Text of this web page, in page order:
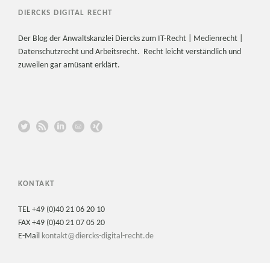
DIERCKS DIGITAL RECHT
Der Blog der Anwaltskanzlei Diercks zum IT-Recht | Medienrecht |
Datenschutzrecht und Arbeitsrecht. Recht leicht verständlich und
zuweilen gar amüsant erklärt.
KONTAKT
TEL +49 (0)40 21 06 20 10
FAX +49 (0)40 21 07 05 20
E-Mail kontakt@diercks-digital-recht.de